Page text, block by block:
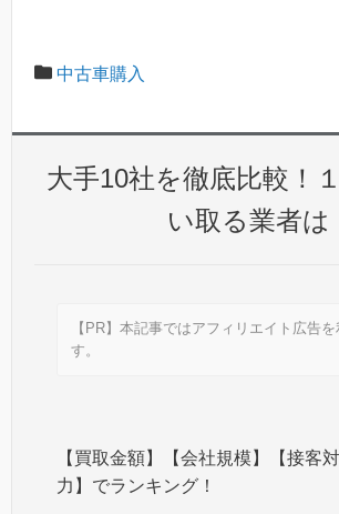
中古車購入
大手10社を徹底比較！
い取る業者は
【PR】本記事ではアフィリエイト広告
す。
【買取金額】【会社規模】【接客
力】でランキング！